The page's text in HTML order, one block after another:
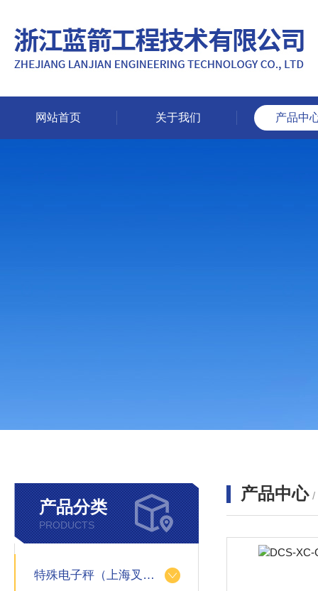
网站首页 关于我们 产品中
产品分类
PRODUCTS
特殊电子秤（上海叉车秤）
产品中心 /